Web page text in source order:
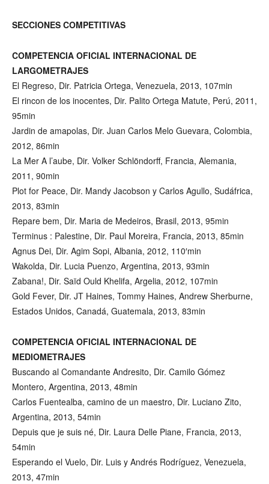
SECCIONES COMPETITIVAS
COMPETENCIA OFICIAL INTERNACIONAL DE
LARGOMETRAJES
El Regreso, Dir. Patricia Ortega, Venezuela, 2013, 107min
El rincon de los inocentes, Dir. Palito Ortega Matute, Perú, 2011,
95min
Jardin de amapolas, Dir. Juan Carlos Melo Guevara, Colombia,
2012, 86min
La Mer A l’aube, Dir. Volker Schlöndorff, Francia, Alemania,
2011, 90min
Plot for Peace, Dir. Mandy Jacobson y Carlos Agullo, Sudáfrica,
2013, 83min
Repare bem, Dir. Maria de Medeiros, Brasil, 2013, 95min
Terminus : Palestine, Dir. Paul Moreira, Francia, 2013, 85min
Agnus Dei, Dir. Agim Sopi, Albania, 2012, 110′min
Wakolda, Dir. Lucia Puenzo, Argentina, 2013, 93min
Zabana!, Dir. Saïd Ould Khelifa, Argelia, 2012, 107min
Gold Fever, Dir. JT Haines, Tommy Haines, Andrew Sherburne,
Estados Unidos, Canadá, Guatemala, 2013, 83min
COMPETENCIA OFICIAL INTERNACIONAL DE
MEDIOMETRAJES
Buscando al Comandante Andresito, Dir. Camilo Gómez
Montero, Argentina, 2013, 48min
Carlos Fuentealba, camino de un maestro, Dir. Luciano Zito,
Argentina, 2013, 54min
Depuis que je suis né, Dir. Laura Delle Piane, Francia, 2013,
54min
Esperando el Vuelo, Dir. Luis y Andrés Rodríguez, Venezuela,
2013, 47min